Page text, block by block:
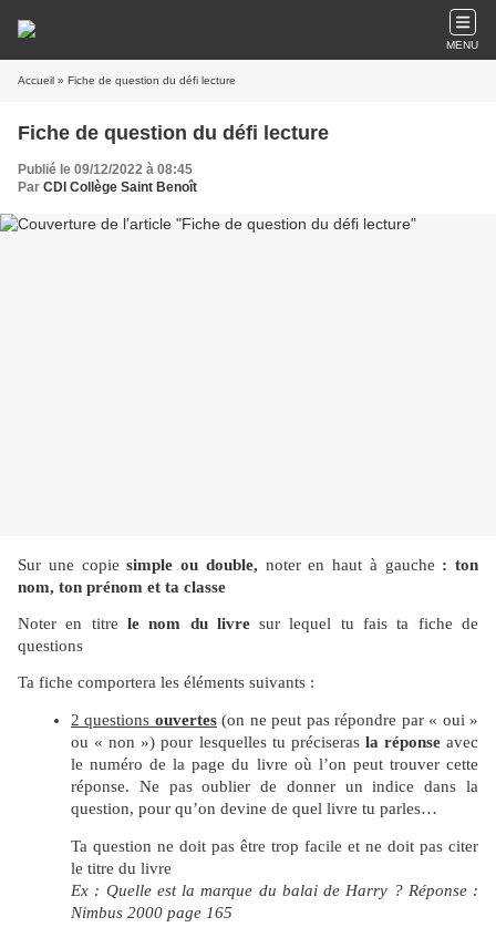
MENU
Accueil » Fiche de question du défi lecture
Fiche de question du défi lecture
Publié le 09/12/2022 à 08:45
Par CDI Collège Saint Benoît
Sur une copie simple ou double, noter en haut à gauche : ton
nom, ton prénom et ta classe
Noter en titre le nom du livresur lequel tu fais ta fiche de
questions
Ta fiche comportera les éléments suivants :
2 questions ouvertes(on ne peut pas répondre par « oui »
ou « non ») pour lesquelles tu préciseras la réponseavec
le numéro de la page du livre où l’on peut trouver cette
réponse. Ne pas oublier de donner un indice dans la
question, pour qu’on devine de quel livre tu parles…
Ta question ne doit pas être trop facile et ne doit pas citer
le titre du livre
Ex : Quelle est la marque du balai de Harry ? Réponse :
Nimbus 2000 page 165